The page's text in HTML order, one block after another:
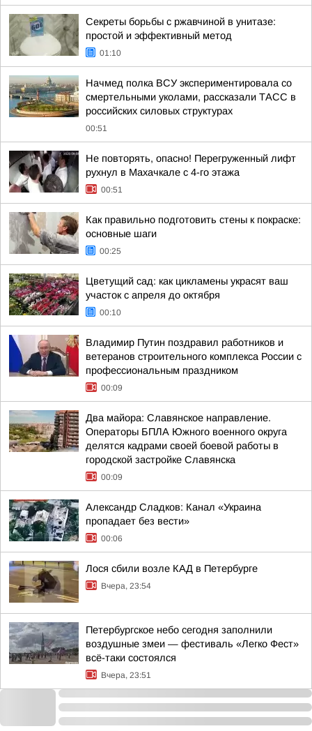
Секреты борьбы с ржавчиной в унитазе:
простой и эффективный метод
01:10
Начмед полка ВСУ экспериментировала со
смертельными уколами, рассказали ТАСС в
российских силовых структурах
00:51
Не повторять, опасно! Перегруженный лифт
рухнул в Махачкале с 4-го этажа
00:51
Как правильно подготовить стены к покраске:
основные шаги
00:25
Цветущий сад: как цикламены украсят ваш
участок с апреля до октября
00:10
Владимир Путин поздравил работников и
ветеранов строительного комплекса России с
профессиональным праздником
00:09
Два майора: Славянское направление.
Операторы БПЛА Южного военного округа
делятся кадрами своей боевой работы в
городской застройке Славянска
00:09
Александр Сладков: Канал «Украина
пропадает без вести»
00:06
Лося сбили возле КАД в Петербурге
Вчера, 23:54
Петербургское небо сегодня заполнили
воздушные змеи — фестиваль «Легко Фест»
всё-таки состоялся
Вчера, 23:51